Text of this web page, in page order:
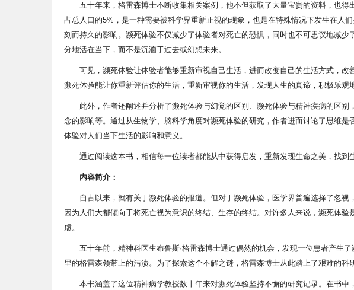
五十年来，格雷森博士不断收集相关案例，他不但获取了大量宝贵的资料，也
占总人口的5%，是一种需要被科学界重新正视的现象，也是在特殊情况下发生在人
刻而持久的影响。濒死体验不仅减少了体验者对死亡的恐惧，同时也不可思议地减
分地活在当下，而不是沉湎于过去或幻想未来。
可见，濒死体验让体验者能够重新审视自己生活，进而改变自己的生活方式，改
濒死体验能让你重新评估你的生活，重新审视你的生活，发现人生的真谛，积极乐观
此外，作者还阐述并分析了濒死体验与幻觉的区别、濒死体验与精神疾病的区
念的影响等。通过从生物学、脑科学角度对濒死体验的研究，作者进而讨论了思维
体验对人们当下生活的影响和意义。
通过阅读这本书，相信每一位读者都能从中获得启发，重新发现生命之美，找到
内容简介：
自古以来，就有关于濒死体验的报道。但对于濒死体验，医学界普遍选择了忽视
因为人们大都倾向于将死亡视为意识的终结、生存的终结。对许多人来说，濒死体
虑。
五十年前，精神科医生布鲁斯·格雷森博士通过偶然的机会，发现一位患者产生
里的格雷森领带上的污渍。为了探索这个不解之谜，格雷森博士从此踏上了艰难的科
本书涵盖了这位精神病学教授数十年来对濒死体验坚持不懈的研究记录。在书